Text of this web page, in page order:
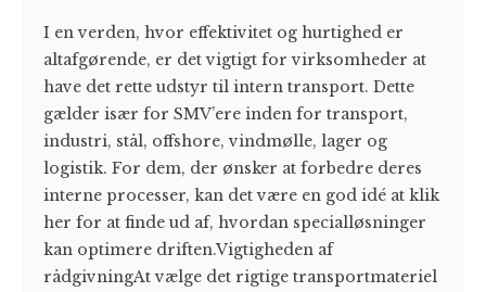
I en verden, hvor effektivitet og hurtighed er
altafgørende, er det vigtigt for virksomheder at
have det rette udstyr til intern transport. Dette
gælder især for SMV’ere inden for transport,
industri, stål, offshore, vindmølle, lager og
logistik. For dem, der ønsker at forbedre deres
interne processer, kan det være en god idé at klik
her for at finde ud af, hvordan specialløsninger
kan optimere driften.Vigtigheden af
rådgivningAt vælge det rigtige transportmateriel